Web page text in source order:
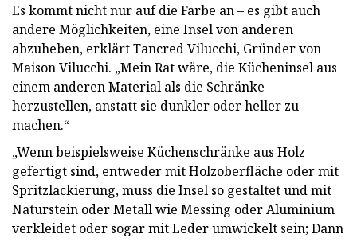
Es kommt nicht nur auf die Farbe an – es gibt auch
andere Möglichkeiten, eine Insel von anderen
abzuheben, erklärt Tancred Vilucchi, Gründer von
Maison Vilucchi. „Mein Rat wäre, die Kücheninsel aus
einem anderen Material als die Schränke
herzustellen, anstatt sie dunkler oder heller zu
machen.“
„Wenn beispielsweise Küchenschränke aus Holz
gefertigt sind, entweder mit Holzoberfläche oder mit
Spritzlackierung, muss die Insel so gestaltet und mit
Naturstein oder Metall wie Messing oder Aluminium
verkleidet oder sogar mit Leder umwickelt sein; Dann